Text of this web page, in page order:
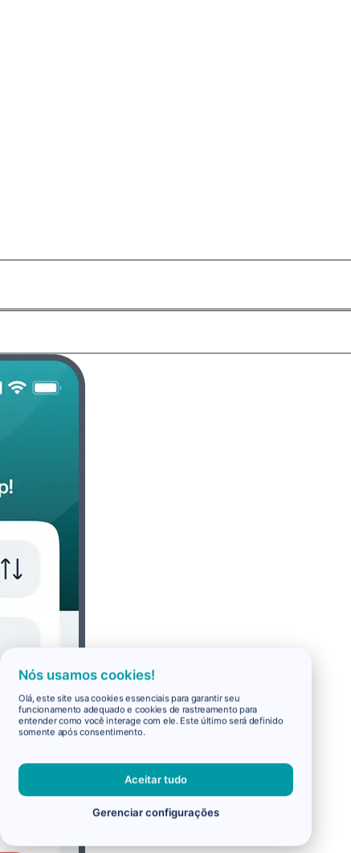
Nós usamos cookies!
Olá, este site usa cookies essenciais para garantir seu
funcionamento adequado e cookies de rastreamento para
entender como você interage com ele. Este último será definido
somente após consentimento.
Aceitar tudo
Gerenciar configurações